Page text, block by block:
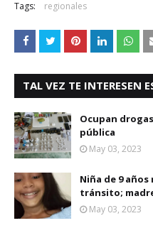
Tags: regionales
TAL VEZ TE INTERESEN
Ocupan
pública
May 03, 2023
Niña de 9
tránsito;
May 03, 2023